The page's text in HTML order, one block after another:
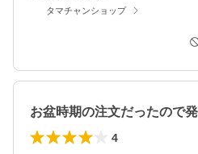
タマチャンショップ
4